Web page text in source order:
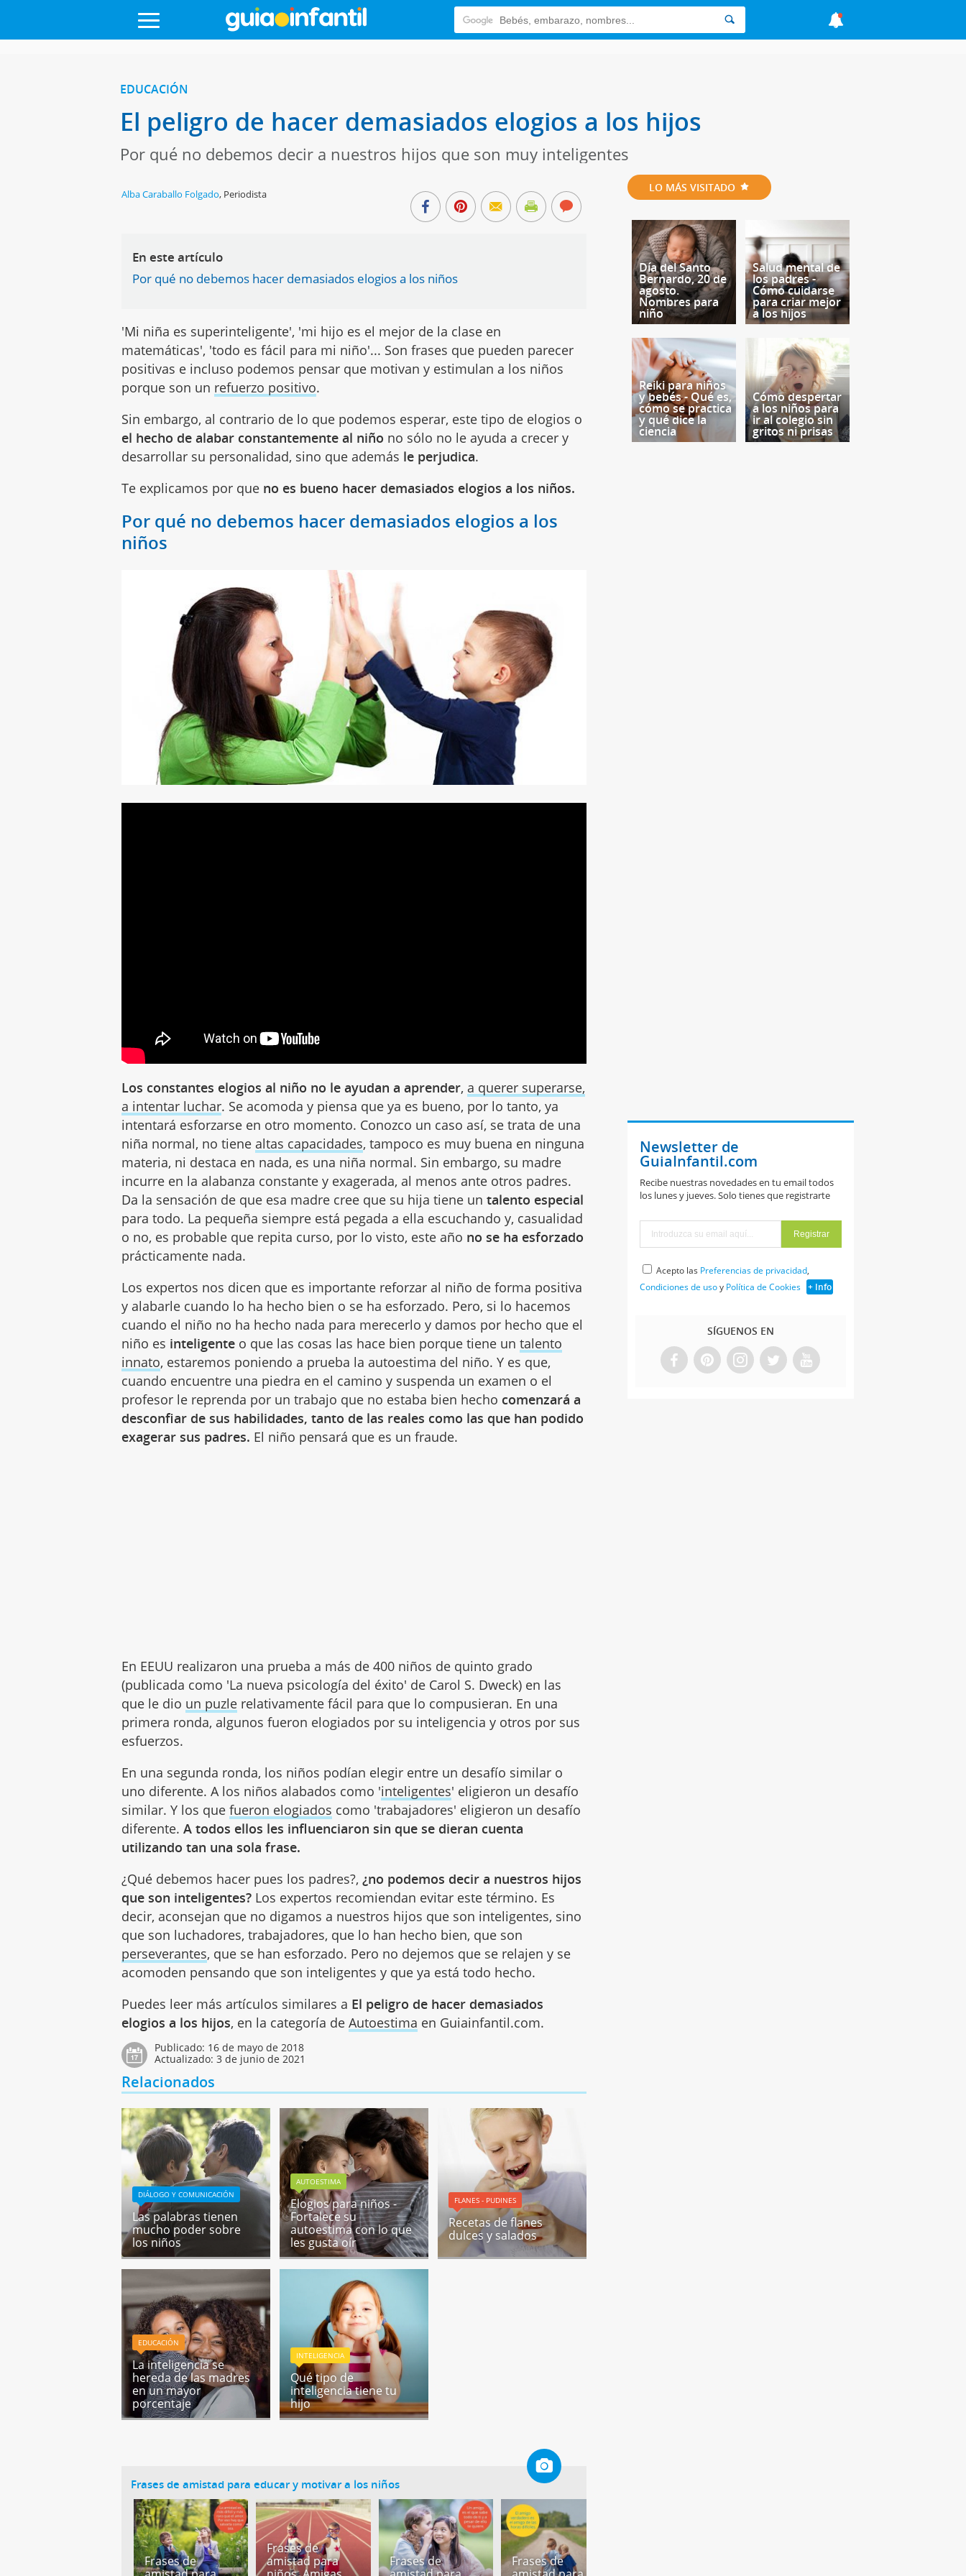
EDUCACIÓN
El peligro de hacer demasiados elogios a los hijos
Por qué no debemos decir a nuestros hijos que son muy inteligentes
Alba Caraballo Folgado, Periodista
En este artículo
Por qué no debemos hacer demasiados elogios a los niños
'Mi niña es superinteligente', 'mi hijo es el mejor de la clase en
matemáticas', 'todo es fácil para mi niño'... Son frases que pueden parecer
positivas e incluso podemos pensar que motivan y estimulan a los niños
porque son un refuerzo positivo.
Sin embargo, al contrario de lo que podemos esperar, este tipo de elogios o
el hecho de alabar constantemente al niño no sólo no le ayuda a crecer y
desarrollar su personalidad, sino que además le perjudica.
Te explicamos por que no es bueno hacer demasiados elogios a los niños.
Por qué no debemos hacer demasiados elogios a los
niños
Los constantes elogios al niño no le ayudan a aprender, a querer superarse,
a intentar luchar. Se acomoda y piensa que ya es bueno, por lo tanto, ya
intentará esforzarse en otro momento. Conozco un caso así, se trata de una
niña normal, no tiene altas capacidades, tampoco es muy buena en ninguna
materia, ni destaca en nada, es una niña normal. Sin embargo, su madre
incurre en la alabanza constante y exagerada, al menos ante otros padres.
Da la sensación de que esa madre cree que su hija tiene un talento especial
para todo. La pequeña siempre está pegada a ella escuchando y, casualidad
o no, es probable que repita curso, por lo visto, este año no se ha esforzado
prácticamente nada.
Los expertos nos dicen que es importante reforzar al niño de forma positiva
y alabarle cuando lo ha hecho bien o se ha esforzado. Pero, si lo hacemos
cuando el niño no ha hecho nada para merecerlo y damos por hecho que el
niño es inteligente o que las cosas las hace bien porque tiene untalento
innato, estaremos poniendo a prueba la autoestima del niño. Y es que,
cuando encuentre una piedra en el camino y suspenda un examen o el
profesor le reprenda por un trabajo que no estaba bien hecho comenzará a
desconfiar de sus habilidades, tanto de las reales como las que han podido
exagerar sus padres. El niño pensará que es un fraude.
En EEUU realizaron una prueba a más de 400 niños de quinto grado
(publicada como 'La nueva psicología del éxito' de Carol S. Dweck) en las
que le dio un puzle relativamente fácil para que lo compusieran. En una
primera ronda, algunos fueron elogiados por su inteligencia y otros por sus
esfuerzos.
En una segunda ronda, los niños podían elegir entre un desafío similar o
uno diferente. A los niños alabados como 'inteligentes' eligieron un desafío
similar. Y los quefueron elogiados como 'trabajadores' eligieron un desafío
diferente.A todos ellos les influenciaron sin que se dieran cuenta
utilizando tan una sola frase.
¿Qué debemos hacer pues los padres?,¿no podemos decir a nuestros hijos
que son inteligentes? Los expertos recomiendan evitar este término. Es
decir, aconsejan que no digamos a nuestros hijos que son inteligentes, sino
que son luchadores, trabajadores, que lo han hecho bien, que son
perseverantes, que se han esforzado. Pero no dejemos que se relajen y se
acomoden pensando que son inteligentes y que ya está todo hecho.
Puedes leer más artículos similares a El peligro de hacer demasiados
elogios a los hijos, en la categoría deAutoestima en Guiainfantil.com.
Publicado: 16 de mayo de 2018
Actualizado:3 de junio de 2021
Relacionados
DIÁLOGO Y COMUNICACIÓN
Las palabras tienen
mucho poder sobre
los niños
AUTOESTIMA
Elogios para niños -
Fortalece su
autoestima con lo que
les gusta oír
FLANES - PUDINES
Recetas de flanes
dulces y salados
EDUCACIÓN
La inteligencia se
hereda de las madres
en un mayor
porcentaje
INTELIGENCIA
Qué tipo de
inteligencia tiene tu
hijo
Frases de amistad para educar y motivar a los niños
Frases de
Frases de
amistad para
Frases de
Frases de
LO MÁS VISITADO
Día del Santo
Bernardo, 20 de
agosto.
Nombres para
niño
Salud mental de
los padres -
Cómo cuidarse
para criar mejor
a los hijos
Reiki para niños
y bebés - Qué es,
cómo se practica
y qué dice la
ciencia
Cómo despertar
a los niños para
ir al colegio sin
gritos ni prisas
Newsletter de
GuiaInfantil.com
Recibe nuestras novedades en tu email todos
los lunes y jueves. Solo tienes que registrarte
Acepto las Preferencias de privacidad,
Condiciones de usoy Política de Cookies + Info
SÍGUENOS EN